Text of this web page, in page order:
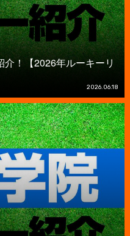
！【2026年ルーキーリ
2026.06.18